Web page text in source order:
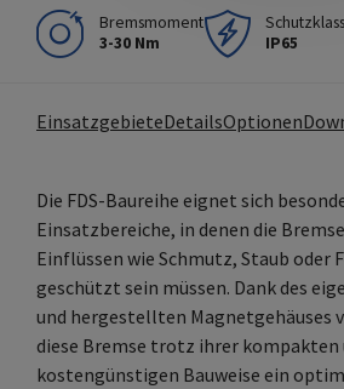
Bremsmoment
3-30 Nm
IP65
EinsatzgebieteDetailsOptionen
Die FDS-Baureihe eignet sich
Einsatzbereiche, in denen die
Einflüssen wie Schmutz, Staub oder
geschützt sein müssen. Dank des
und hergestellten Magnetgehäuses
diese Bremse trotz ihrer kompakten
kostengünstigen Bauweise ein